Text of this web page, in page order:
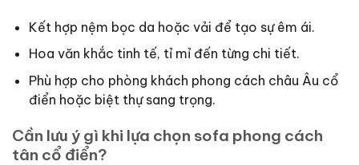
Kết hợp nệm bọc da hoặc vải để tạo sự êm ái.
Hoa văn khắc tinh tế, tỉ mỉ đến từng chi tiết.
Phù hợp cho phòng khách phong cách châu Âu cổ
điển hoặc biệt thự sang trọng.
Cần lưu ý gì khi lựa chọn sofa phong cách
tân cổ điển?